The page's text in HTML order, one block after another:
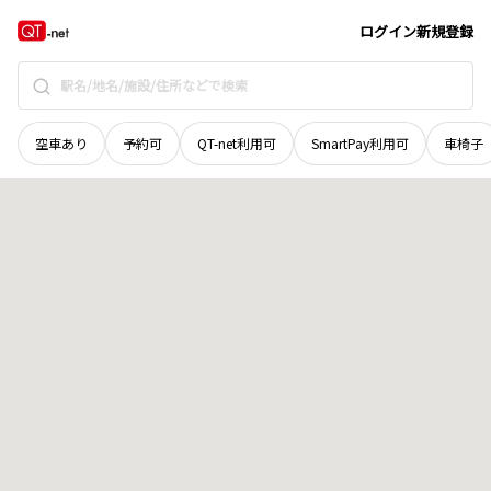
ログイン新規登録
空車あり 予約可 QT-net利用可 SmartPay利用可 車椅子
長野県